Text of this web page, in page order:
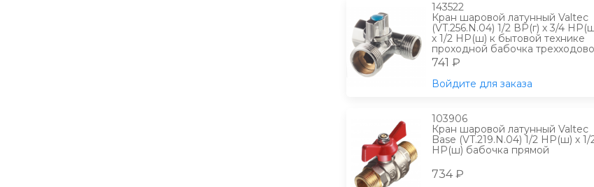
143522
Кран шаровой латунный Valtec
(VT.256.N.04) 1/2 ВР(г) х 3/4
х 1/2 НР(ш) к бытовой технике
проходной бабочка
741 ₽
Войдите для заказа
103906
Кран шаровой латунный Valtec
Base (VT.219.N.04) 1/2 НР(ш) х 1/
НР(ш) бабочка прямой
734 ₽